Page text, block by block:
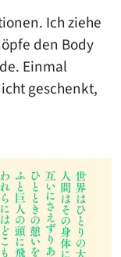
Ich ziehe
den Body
Einmal
geschenkt,